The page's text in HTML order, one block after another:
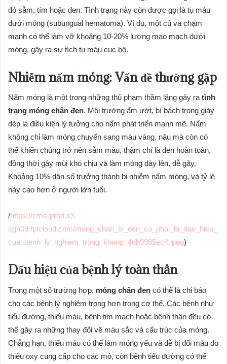
đỏ sẫm, tím hoặc đen. Tình trạng này còn được gọi là tụ máu
dưới móng (subungual hematoma). Ví dụ, một cú va chạm
mạnh có thể làm vỡ khoảng 10-20% lượng mao mạch dưới
móng, gây ra sự tích tụ máu cục bộ.
Nhiễm nấm móng: Vấn đề thường gặp
Nấm móng là một trong những thủ phạm thầm lặng gây ra tình
trạng móng chân đen. Môi trường ẩm ướt, bí bách trong giày
dép là điều kiện lý tưởng cho nấm phát triển mạnh mẽ. Nấm
không chỉ làm móng chuyển sang màu vàng, nâu mà còn có
thể khiến chúng trở nên sẫm màu, thậm chí là đen hoàn toàn,
đồng thời gây mùi khó chịu và làm móng dày lên, dễ gãy.
Khoảng 10% dân số trưởng thành bị nhiễm nấm móng, và tỷ lệ
này cao hơn ở người lớn tuổi.
/https://cms-prod.s3-
sgn09.fptcloud.com/mong_chan_bi_den_co_phai_la_dau_hieu_
cua_benh_ly_nghiem_trong_khong_4db9985ec4.jpeg)
Dấu hiệu của bệnh lý toàn thân
Trong một số trường hợp, móng chân đen có thể là chỉ báo
cho các bệnh lý nghiêm trọng hơn trong cơ thể. Các bệnh như
tiểu đường, thiếu máu, bệnh tim mạch hoặc bệnh thận đều có
thể gây ra những thay đổi về màu sắc và cấu trúc của móng.
Chẳng hạn, thiếu máu có thể làm móng yếu và dễ bị đổi màu do
thiếu oxy cung cấp cho các mô, còn bệnh tiểu đường có thể